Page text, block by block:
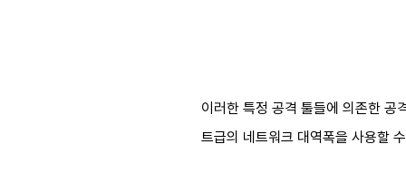
이러한 특정 공격 툴들에 의존한
트급의 네트워크 대역폭을 사용할